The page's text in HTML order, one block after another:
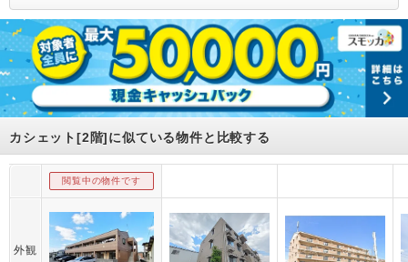
カシェット[2階]に似ている物件と比較する
閲覧中の物件です
外観